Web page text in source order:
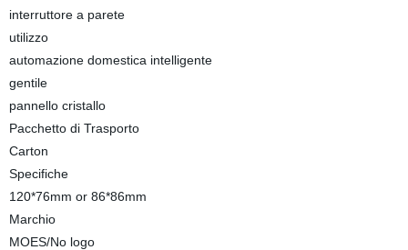
interruttore a parete
utilizzo
automazione domestica intelligente
gentile
pannello cristallo
Pacchetto di Trasporto
Carton
Specifiche
120*76mm or 86*86mm
Marchio
MOES/No logo